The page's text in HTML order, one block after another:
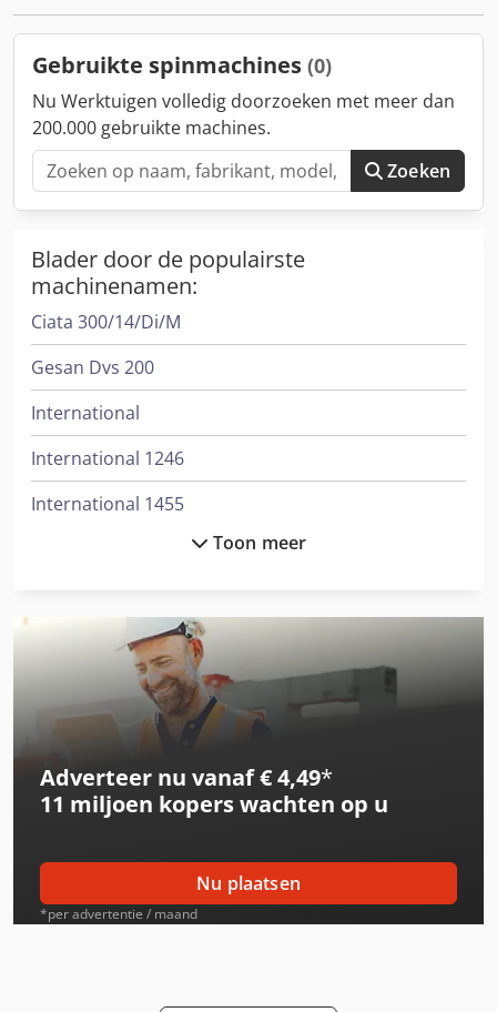
Gebruikte spinmachines (0)
Nu Werktuigen volledig doorzoeken met meer dan
200.000 gebruikte machines.
Zoeken
Blader door de populairste
machinenamen:
Ciata 300/14/Di/M
Gesan Dvs 200
International
International 1246
International 1455
International 433
International 453
International 533
International 553
International 554
International 644
International 654
International 834
Toon meer
Adverteer nu vanaf € 4,49*
11 miljoen koperswachten op u
Nu plaatsen
*per advertentie / maand